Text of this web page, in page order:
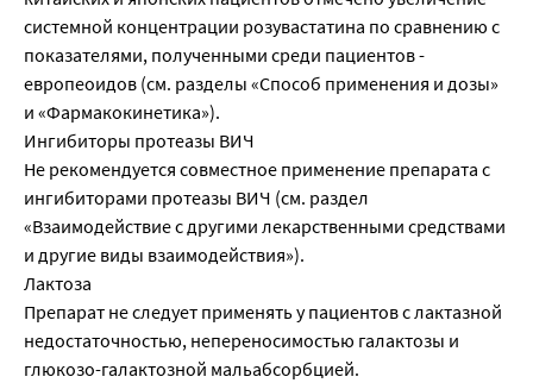
системной концентрации розувастатина по сравнению с
показателями, полученными среди пациентов -
европеоидов (см. разделы «Способ применения и дозы»
и «Фармакокинетика»).
Ингибиторы протеазы ВИЧ
Не рекомендуется совместное применение препарата с
ингибиторами протеазы ВИЧ (см. раздел
«Взаимодействие с другими лекарственными средствами
и другие виды взаимодействия»).
Лактоза
Препарат не следует применять у пациентов с лактазной
недостаточностью, непереносимостью галактозы и
глюкозо-галактозной мальабсорбцией.